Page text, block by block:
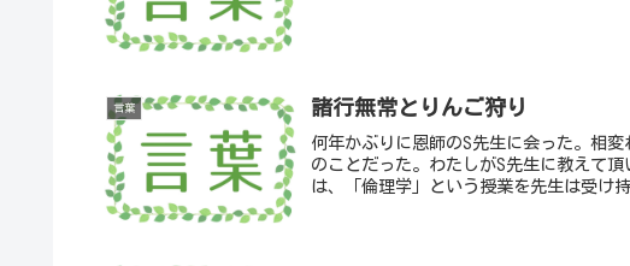
言葉 諸行無常とりんご狩り
何年かぶりに恩師のS先生に会った。相
のことだった。わたしがS先生に教えて
は、「倫理学」という授業を先生は受け持